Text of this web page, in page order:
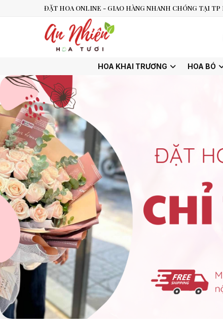
ĐẶT HOA ONLINE - GIAO HÀNG NHANH CHÓNG TẠI TP
HOA KHAI TRƯƠNG HOA BÓ